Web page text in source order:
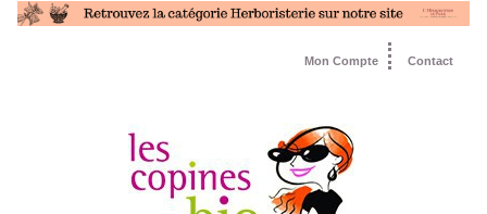
Contact
Mon Compte